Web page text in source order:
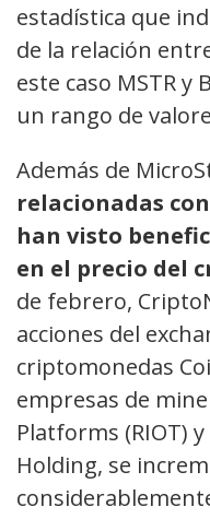
estadística que
de la relación
este caso MSTR y
un rango de
Además de
relacionadas
han visto
en el precio del
de febrero,
acciones del
criptomonedas
empresas de
Platforms (RIOT)
Holding, se